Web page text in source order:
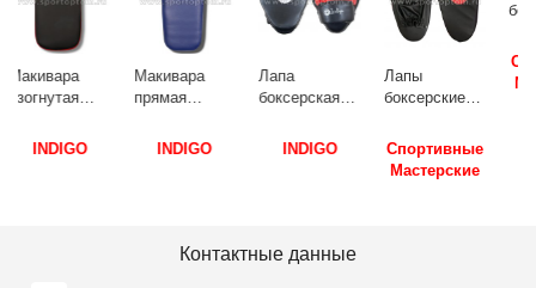
Макивара
прямая
250067 43*19
INDIGO
Лапа
боксерская
INDIGO PU
INDIGO
Лапы
боксерские
большие RSC
Черный
Спортивные
Лапа
боксерская
28*20*5 см
Черный
Спортивные
Мастерские
Контактные данные